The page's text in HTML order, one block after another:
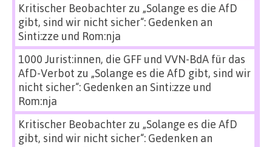
Kritischer Beobachterzu „Solange es die AfD
gibt, sind wir nicht sicher“: Gedenken an
Sinti:zze und Rom:nja
1000 Jurist:innen, die GFF und VVN-BdA für das
AfD-Verbot zu „Solange es die AfD gibt, sind wir
nicht sicher“: Gedenken an Sinti:zze und
Rom:nja
Kritischer Beobachterzu „Solange es die AfD
gibt, sind wir nicht sicher“: Gedenken an